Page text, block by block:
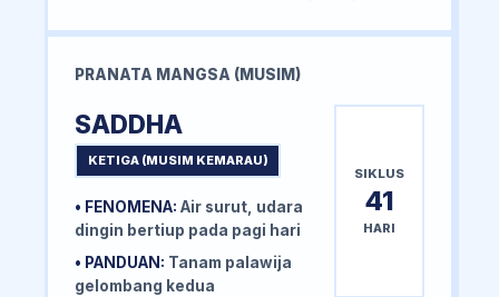
PRANATA MANGSA (MUSIM)
SADDHA
KETIGA (MUSIM KEMARAU)
• FENOMENA: Air surut, udara
dingin bertiup pada pagi hari
• PANDUAN: Tanam palawija
gelombang kedua
SIKLUS
41
HARI